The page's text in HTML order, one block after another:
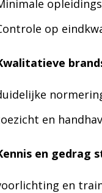
op
en
en gedrag
en